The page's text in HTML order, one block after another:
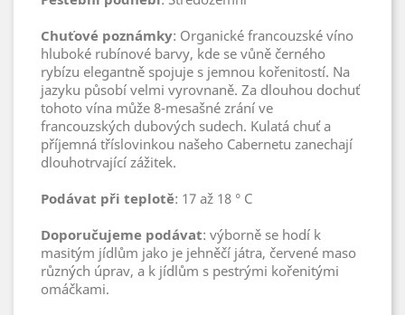
Chuťové poznámky: Organické francouzské víno
hluboké rubínové barvy, kde se vůně černého
rybízu elegantně spojuje s jemnou kořenitostí. Na
jazyku působí velmi vyrovnaně. Za dlouhou dochuť
tohoto vína může 8-mesašné zrání ve
francouzských dubových sudech. Kulatá chuť a
příjemná tříslovinkou našeho Cabernetu zanechají
dlouhotrvající zážitek.
Podávat při teplotě: 17 až 18 ° C
Doporučujeme podávat: výborně se hodí k
masitým jídlům jako je jehněčí játra, červené maso
různých úprav, a k jídlům s pestrými kořenitými
omáčkami.